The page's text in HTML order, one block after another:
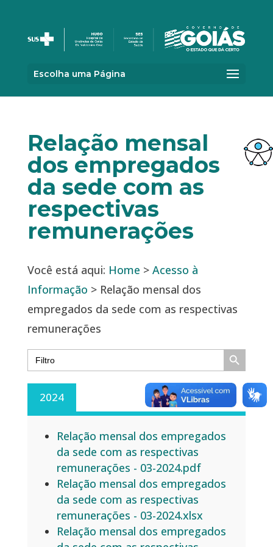
Escolha uma Página
Relação mensal
dos empregados
da sede com as
respectivas
remunerações
Você está aqui: Home > Acesso à
Informação > Relação mensal dos
empregados da sede com as respectivas
remunerações
Search
for:
Search Button
2024
Relação mensal dos empregados
da sede com as respectivas
remunerações - 03-2024.pdf
Relação mensal dos empregados
da sede com as respectivas
remunerações - 03-2024.xlsx
Relação mensal dos empregados